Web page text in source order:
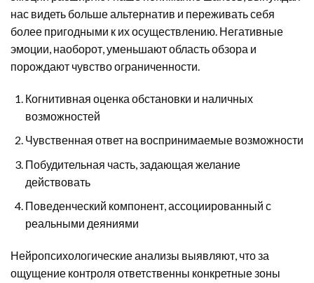
нас видеть больше альтернатив и переживать себя
более пригодными к их осуществлению. Негативные
эмоции, наоборот, уменьшают область обзора и
порождают чувство ограниченности.
Когнитивная оценка обстановки и наличных
возможностей
Чувственная ответ на воспринимаемые возможности
Побудительная часть, задающая желание
действовать
Поведенческий компонент, ассоциированный с
реальными деяниями
Нейропсихологические анализы выявляют, что за
ощущение контроля ответственны конкретные зоны